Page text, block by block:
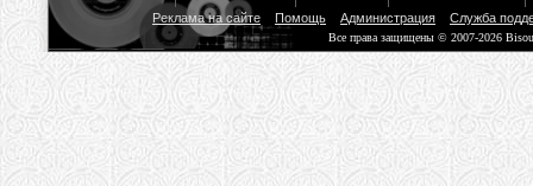
Реклама на сайте
Помощь Администрация Служба
Все права защищены © 2007-2026